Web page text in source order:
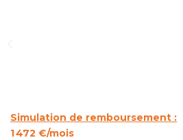
Simulation de remboursement :
1 472 €/mois